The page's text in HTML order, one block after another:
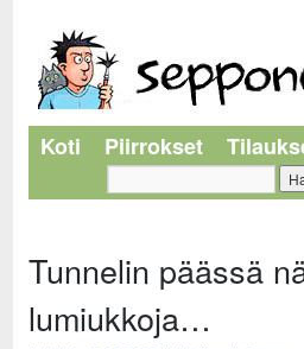
Koti Piirrokset
Tunnelin päässä
lumiukkoja…